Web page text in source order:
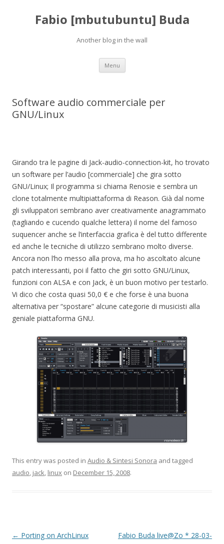
Fabio [mbutubuntu] Buda
Another blog in the wall
Menu Skip to content
Software audio commerciale per
GNU/Linux
Girando tra le pagine di Jack-audio-connection-kit, ho trovato
un software per l’audio [commerciale] che gira sotto
GNU/Linux; Il programma si chiama Renosie e sembra un
clone totalmente multipiattaforma di Reason. Già dal nome
gli sviluppatori sembrano aver creativamente anagrammato
(tagliando e cucendo qualche lettera) il nome del famoso
suquencer anche se l’interfaccia grafica è del tutto differente
ed anche le tecniche di utilizzo sembrano molto diverse.
Ancora non l’ho messo alla prova, ma ho ascoltato alcune
patch interessanti, poi il fatto che giri sotto GNU/Linux,
funzioni con ALSA e con Jack, è un buon motivo per testarlo.
Vi dico che costa quasi 50,0 € e che forse è una buona
alternativa per “spostare” alcune categorie di musicisti alla
geniale piattaforma GNU.
This entry was posted in Audio & Sintesi Sonora and tagged
audio, jack, linux on December 15, 2008.
Post navigation
← Porting on ArchLinux
Fabio Buda live@Zo * 28-03-